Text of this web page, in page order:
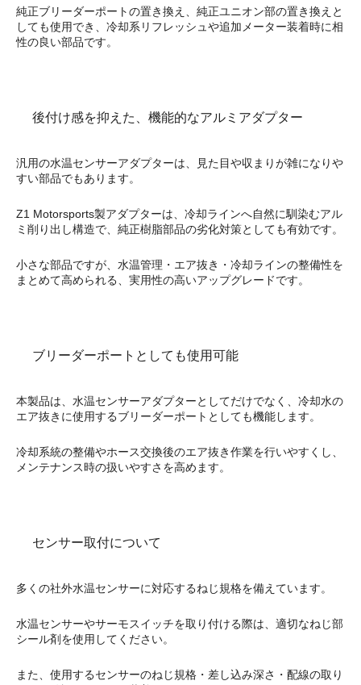
純正ブリーダーポートの置き換え、純正ユニオン部の置き換えと
しても使用でき、冷却系リフレッシュや追加メーター装着時に相
性の良い部品です。
後付け感を抑えた、機能的なアルミアダプター
汎用の水温センサーアダプターは、見た目や収まりが雑になりや
すい部品でもあります。
Z1 Motorsports製アダプターは、冷却ラインへ自然に馴染むアル
ミ削り出し構造で、純正樹脂部品の劣化対策としても有効です。
小さな部品ですが、水温管理・エア抜き・冷却ラインの整備性を
まとめて高められる、実用性の高いアップグレードです。
ブリーダーポートとしても使用可能
本製品は、水温センサーアダプターとしてだけでなく、冷却水の
エア抜きに使用するブリーダーポートとしても機能します。
冷却系統の整備やホース交換後のエア抜き作業を行いやすくし、
メンテナンス時の扱いやすさを高めます。
センサー取付について
多くの社外水温センサーに対応するねじ規格を備えています。
水温センサーやサーモスイッチを取り付ける際は、適切なねじ部
シール剤を使用してください。
また、使用するセンサーのねじ規格・差し込み深さ・配線の取り